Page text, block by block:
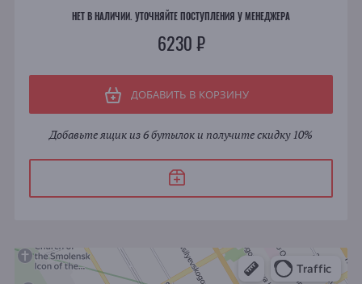
НЕТ В НАЛИЧИИ. УТОЧНЯЙТЕ ПОСТУПЛЕНИЯ У МЕНЕДЖЕРА
6230 ₽
ДОБАВИТЬ В КОРЗИНУ
Добавьте ящик из 6 бутылок и получите скидку 10%